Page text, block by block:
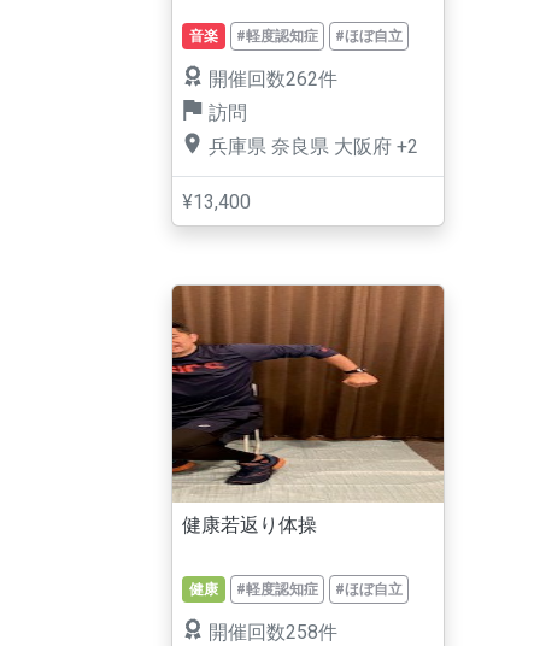
音楽 #軽度認知症 #ほぼ自立
開催回数262件
訪問
兵庫県 奈良県 大阪府 +2
¥13,400
健康若返り体操
健康 #軽度認知症 #ほぼ自立
開催回数258件